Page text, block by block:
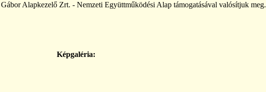
Alapkezelő Zrt. - Nemzeti Együttműködési Alap támogatásával valósítjuk meg.
Képgaléria: